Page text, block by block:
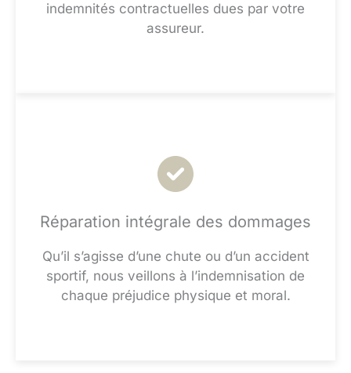
indemnités contractuelles dues par votre
assureur.
Réparation intégrale des dommages
Qu’il s’agisse d’une chute ou d’un accident
sportif, nous veillons à l’indemnisation de
chaque préjudice physique et moral.